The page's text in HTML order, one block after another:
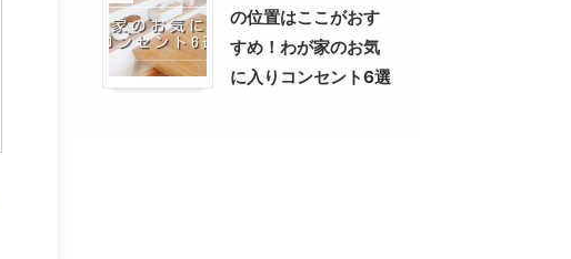
の位置はここがおす
すめ！わが家のお気
に入りコンセント6選